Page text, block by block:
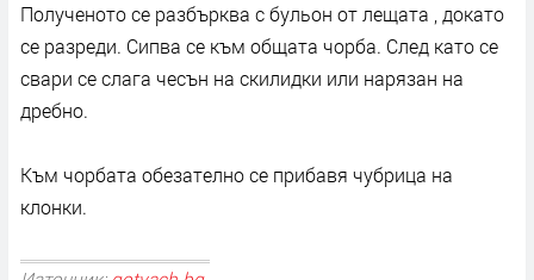
Полученото се разбърква с бульон от лещата , докато
се разреди. Сипва се към общата чорба. След като се
свари се слага чесън на скилидки или нарязан на
дребно.
Към чорбата обезателно се прибавя чубрица на
клонки.